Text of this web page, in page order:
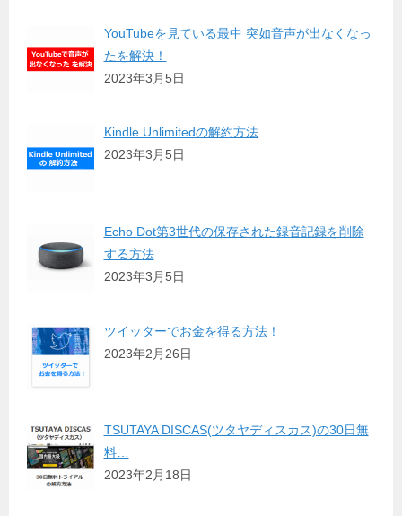
YouTubeを見ている最中 突如音声が出なくなっ
たを解決！
2023年3月5日
Kindle Unlimitedの解約方法
2023年3月5日
Echo Dot第3世代の保存された録音記録を削除
する方法
2023年3月5日
ツイッターでお金を得る方法！
2023年2月26日
TSUTAYA DISCAS(ツタヤディスカス)の30日無
料…
2023年2月18日